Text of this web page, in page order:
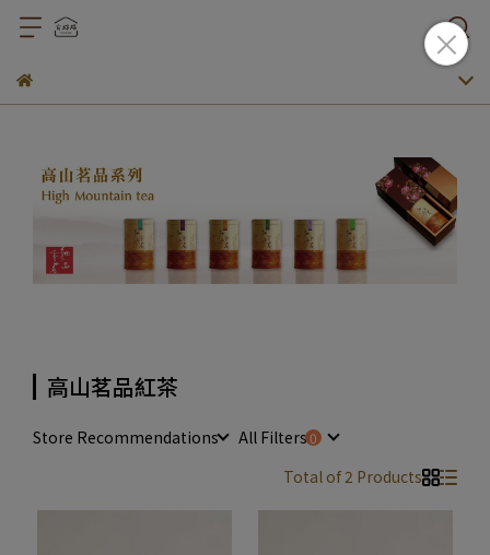
高山茗品紅茶
Store Recommendations
All Filters
Total of 2 Products